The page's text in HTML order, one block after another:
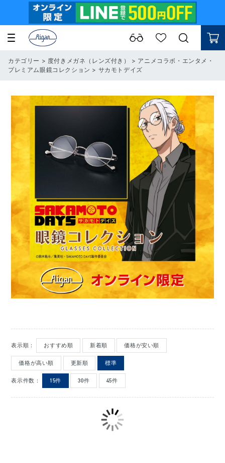
カテゴリー > 度付きメガネ（レンズ付き） > アニメコラボ・エンタメ・
プレミアム眼鏡コレクション > サカモトデイズ
表示順： おすすめ順 新着順 価格が安い順
価格が高い順 更新順 標準
表示件数： 15件 30件 45件